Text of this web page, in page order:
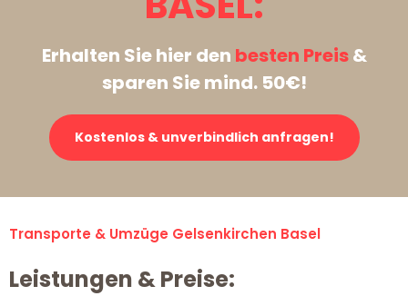
Erhalten Sie hier den besten Preis&
sparen Sie mind. 50€!
Kostenlos & unverbindlich anfragen!
Transporte & Umzüge Gelsenkirchen Basel
Leistungen & Preise: